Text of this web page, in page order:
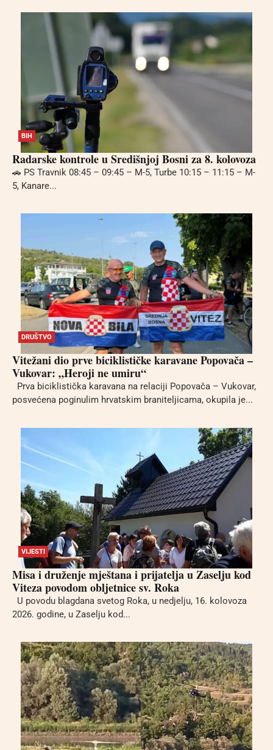
BIH
Radarske kontrole u Središnjoj Bosni za 8. kolovoza
🚗 PS Travnik 08:45 – 09:45 – M-5, Turbe 10:15 – 11:15 – M-
5, Kanare...
DRUŠTVO
Vitežani dio prve biciklističke karavane Popovača –
Vukovar: „Heroji ne umiru“
Prva biciklistička karavana na relaciji Popovača – Vukovar,
posvećena poginulim hrvatskim braniteljicama, okupila je...
VIJESTI
Misa i druženje mještana i prijatelja u Zaselju kod
Viteza povodom obljetnice sv. Roka
U povodu blagdana svetog Roka, u nedjelju, 16. kolovoza
2026. godine, u Zaselju kod...